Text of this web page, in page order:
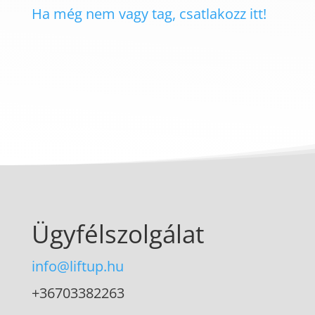
Ha még nem vagy tag, csatlakozz itt!
Ügyfélszolgálat
info@liftup.hu
+36703382263